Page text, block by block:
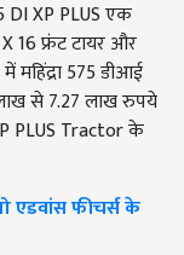
DI XP PLUS एक
16 फ्रंट टायर और
महिंद्रा 575 डीआई
से 7.27 लाख रुपये
PLUS Tractor के
एडवांस फीचर्स के